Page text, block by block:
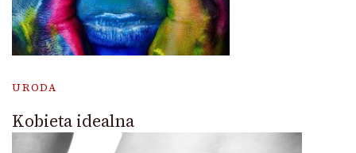
URODA
Kobieta idealna